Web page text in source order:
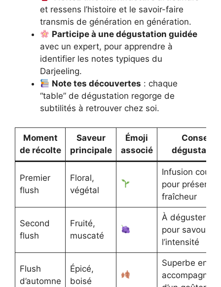
et ressens l’histoire et le savoir-faire
transmis de génération en génération.
Participe à une dégustation guidée
avec un expert, pour apprendre à
identifier les notes typiques du
Darjeeling.
Note tes découvertes : chaque
“table” de dégustation regorge de
subtilités à retrouver chez soi.
Moment
de récolte
Saveur
principale
Émoji
associé
Conseil
Premier
flush
Floral,
végétal
Infusion courte
pour
fraîcheur
Second
flush
Fruité,
muscaté
À déguster pur
pour savourer
l’intensité
Flush
d’automne
Épicé,
boisé
Superbe en